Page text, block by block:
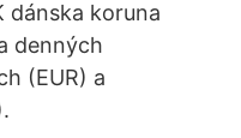
dánska koruna
denných
(EUR) a